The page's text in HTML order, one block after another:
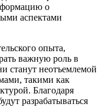
о
аспектами
опыта,
важную роль в
станут неотъемлемой
такими как
Благодаря
разрабатываться